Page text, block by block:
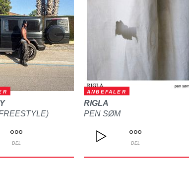
DEL
ANBEFALER
RIGLA
PEN SØM
DEL